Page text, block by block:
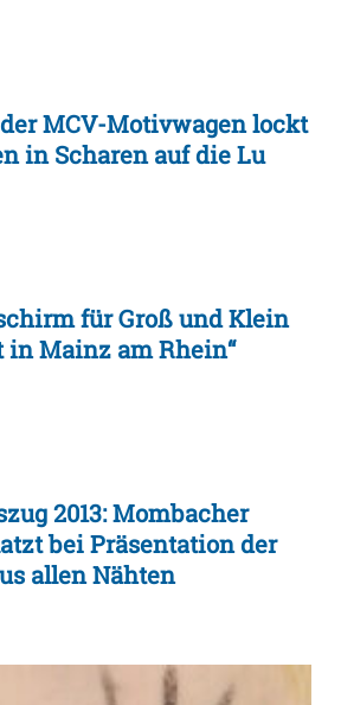
MCV-Motivwagen lockt
in Scharen auf die Lu
für Groß und Klein
in Mainz am Rhein“
2013: Mombacher
bei Präsentation der
allen Nähten